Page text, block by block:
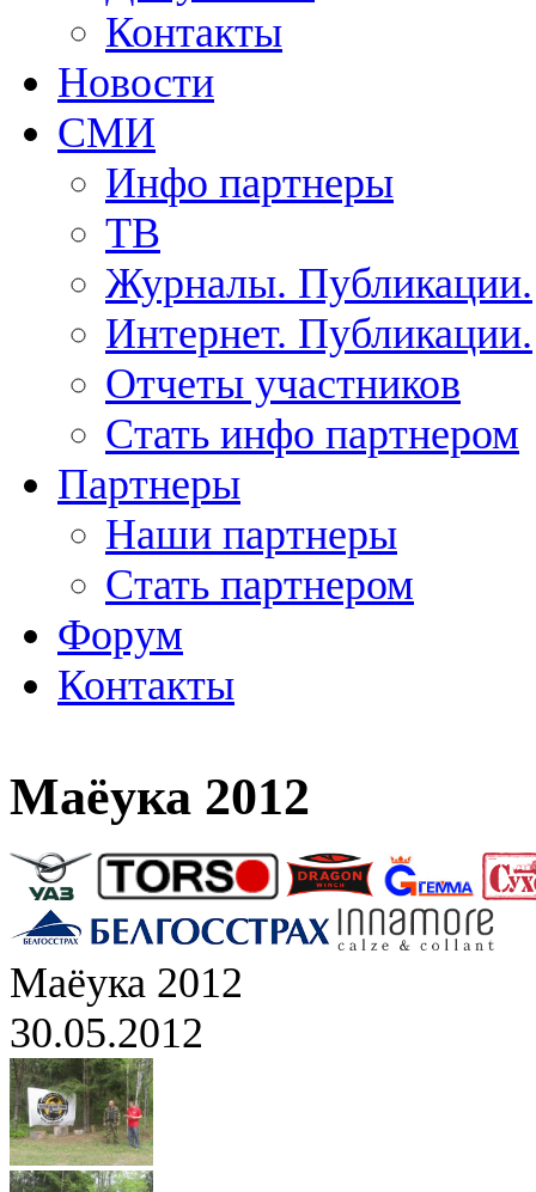
Контакты
Новости
СМИ
Инфо партнеры
ТВ
Журналы. Публикации.
Интернет. Публикации.
Отчеты участников
Стать инфо партнером
Партнеры
Наши партнеры
Стать партнером
Форум
Контакты
Маёука 2012
Маёука 2012
30.05.2012